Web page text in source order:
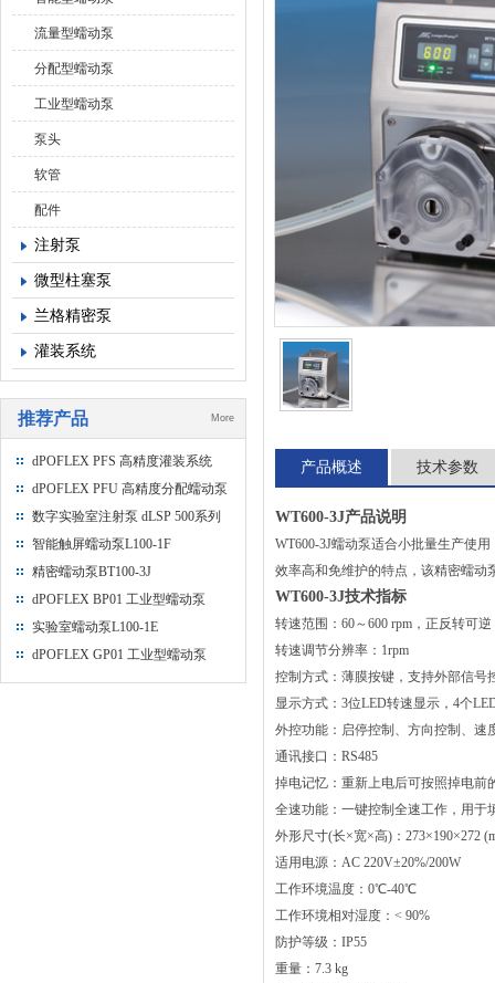
流量型蠕动泵
分配型蠕动泵
工业型蠕动泵
泵头
软管
配件
注射泵
微型柱塞泵
兰格精密泵
灌装系统
推荐产品 More
dPOFLEX PFS 高精度灌装系统
dPOFLEX PFU 高精度分配蠕动泵
数字实验室注射泵 dLSP 500系列
智能触屏蠕动泵L100-1F
精密蠕动泵BT100-3J
dPOFLEX BP01 工业型蠕动泵
实验室蠕动泵L100-1E
dPOFLEX GP01 工业型蠕动泵
产品概述 技术参数
WT600-3J产品说明
WT600-3J蠕动泵适合小批量生产使
效率高和免维护的特点，该精密蠕动
WT600-3J技术指标
转速范围：60～600 rpm，正反转可逆
转速调节分辨率：1rpm
控制方式：薄膜按键，支持外部信号
显示方式：3位LED转速显示，4个
外控功能：启停控制、方向控制、速
通讯接口：RS485
掉电记忆：重新上电后可按照掉电前
全速功能：一键控制全速工作，用于
外形尺寸(长×宽×高)：273×190×272
适用电源：AC 220V±20%/200W
工作环境温度：0℃-40℃
工作环境相对湿度：< 90%
防护等级：IP55
重量：7.3 kg